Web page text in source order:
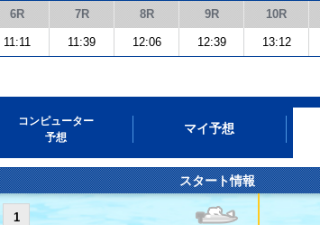
6R 7R 8R 9R 10R
11:11 11:39 12:06 12:39 13:12
コンピューター
予想
マイ予想
スタート情報
1